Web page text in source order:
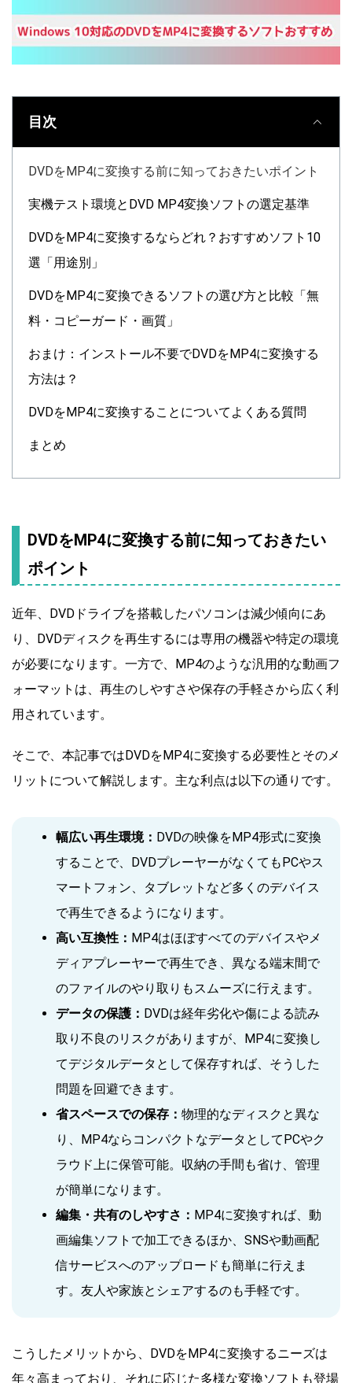
目次
DVDをMP4に変換する前に知っておきたいポイント
実機テスト環境とDVD MP4変換ソフトの選定基準
DVDをMP4に変換するならどれ？おすすめソフト10
選「用途別」
DVDをMP4に変換できるソフトの選び方と比較「無
料・コピーガード・画質」
おまけ：インストール不要でDVDをMP4に変換する
方法は？
DVDをMP4に変換することについてよくある質問
まとめ
DVDをMP4に変換する前に知っておきたい
ポイント
近年、DVDドライブを搭載したパソコンは減少傾向にあ
り、DVDディスクを再生するには専用の機器や特定の環境
が必要になります。一方で、MP4のような汎用的な動画フ
ォーマットは、再生のしやすさや保存の手軽さから広く利
用されています。
そこで、本記事ではDVDをMP4に変換する必要性とそのメ
リットについて解説します。主な利点は以下の通りです。
幅広い再生環境： DVDの映像をMP4形式に変換
することで、DVDプレーヤーがなくてもPCやス
マートフォン、タブレットなど多くのデバイス
で再生できるようになります。
高い互換性： MP4はほぼすべてのデバイスやメ
ディアプレーヤーで再生でき、異なる端末間で
のファイルのやり取りもスムーズに行えます。
データの保護： DVDは経年劣化や傷による読み
取り不良のリスクがありますが、MP4に変換し
てデジタルデータとして保存すれば、そうした
問題を回避できます。
省スペースでの保存： 物理的なディスクと異な
り、MP4ならコンパクトなデータとしてPCやク
ラウド上に保管可能。収納の手間も省け、管理
が簡単になります。
編集・共有のしやすさ： MP4に変換すれば、動
画編集ソフトで加工できるほか、SNSや動画配
信サービスへのアップロードも簡単に行えま
す。友人や家族とシェアするのも手軽です。
こうしたメリットから、DVDをMP4に変換するニーズは
年々高まっており、それに応じた多様な変換ソフトも登場